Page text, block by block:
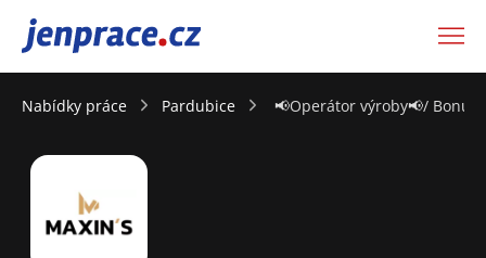
JenPráce.cz
Nabídky práce Pardubice 📢Operátor výroby📢/